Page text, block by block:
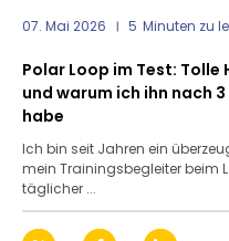
07. Mai 2026 5 Minuten zu
Polar Loop im Test:
und warum ich ihn nach
habe
Ich bin seit Jahren ein
mein Trainingsbegleiter beim
täglicher ...